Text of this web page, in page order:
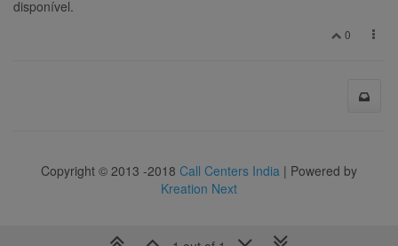
disponível.
0
Copyright © 2013 -2018 Call Centers India | Powered by
Kreation Next